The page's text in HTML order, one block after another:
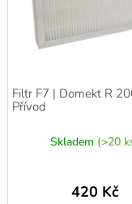
Filtr F7 | Domekt R
Přívod
Skladem (>20
420 Kč